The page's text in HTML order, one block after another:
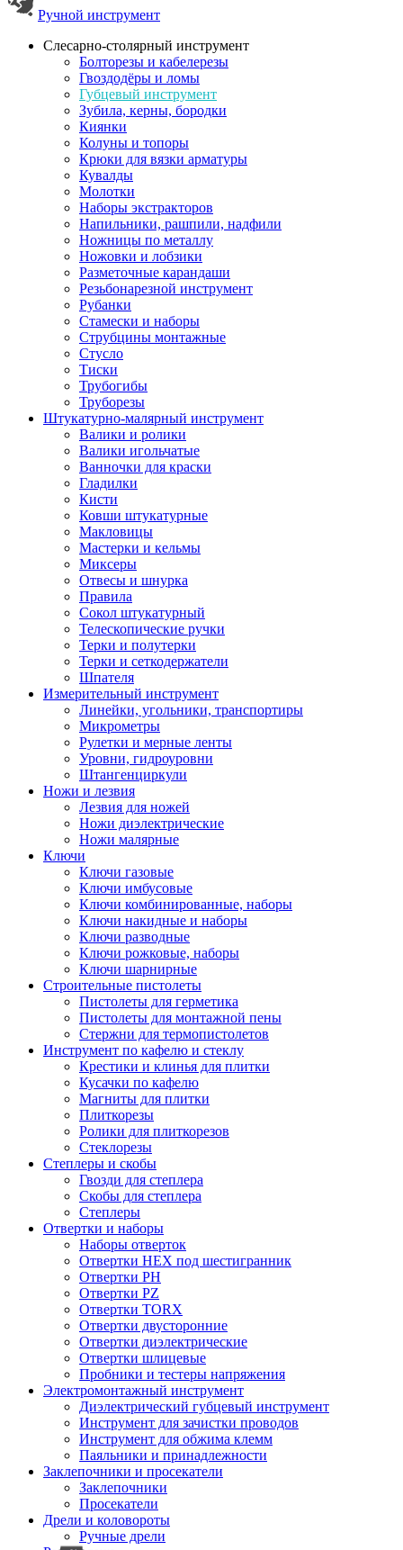
Ручной инструмент
Слесарно-столярный инструмент
Болторезы и кабелерезы
Гвоздодёры и ломы
Губцевый инструмент
Зубила, керны, бородки
Киянки
Колуны и топоры
Крюки для вязки арматуры
Кувалды
Молотки
Наборы экстракторов
Напильники, рашпили, надфили
Ножницы по металлу
Ножовки и лобзики
Разметочные карандаши
Резьбонарезной инструмент
Рубанки
Стамески и наборы
Струбцины монтажные
Стусло
Тиски
Трубогибы
Труборезы
Штукатурно-малярный инструмент
Валики и ролики
Валики игольчатые
Ванночки для краски
Гладилки
Кисти
Ковши штукатурные
Макловицы
Мастерки и кельмы
Миксеры
Отвесы и шнурка
Правила
Сокол штукатурный
Телескопические ручки
Терки и полутерки
Терки и сеткодержатели
Шпателя
Измерительный инструмент
Линейки, угольники, транспортиры
Микрометры
Рулетки и мерные ленты
Уровни, гидроуровни
Штангенциркули
Ножи и лезвия
Лезвия для ножей
Ножи диэлектрические
Ножи малярные
Ключи
Ключи газовые
Ключи имбусовые
Ключи комбинированные, наборы
Ключи накидные и наборы
Ключи разводные
Ключи рожковые, наборы
Ключи шарнирные
Строительные пистолеты
Пистолеты для герметика
Пистолеты для монтажной пены
Стержни для термопистолетов
Инструмент по кафелю и стеклу
Крестики и клинья для плитки
Кусачки по кафелю
Магниты для плитки
Плиткорезы
Ролики для плиткорезов
Стеклорезы
Степлеры и скобы
Гвозди для степлера
Скобы для степлера
Степлеры
Отвертки и наборы
Наборы отверток
Отвертки HEX под шестигранник
Отвертки PH
Отвертки PZ
Отвертки TORX
Отвертки двусторонние
Отвертки диэлектрические
Отвертки шлицевые
Пробники и тестеры напряжения
Электромонтажный инструмент
Диэлектрический губцевый инструмент
Инструмент для зачистки проводов
Инструмент для обжима клемм
Паяльники и принадлежности
Заклепочники и просекатели
Заклепочники
Просекатели
Дрели и коловороты
Ручные дрели